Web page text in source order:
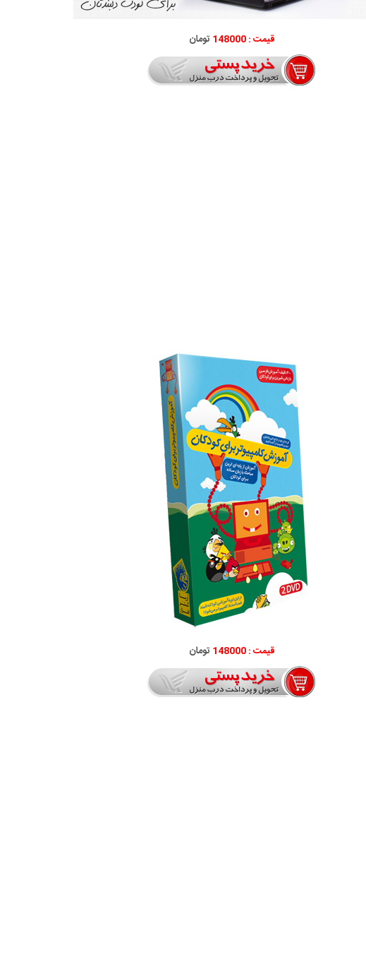
قیمت : 148000 تومان
قیمت : 148000 تومان